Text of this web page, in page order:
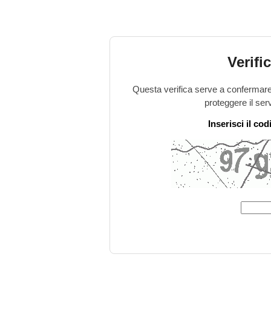
Questa verifica serve a
proteggere il
Inserisci il